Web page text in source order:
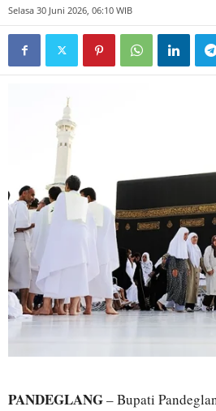
Selasa 30 Juni 2026, 06:10 WIB
PANDEGLANG– Bupati